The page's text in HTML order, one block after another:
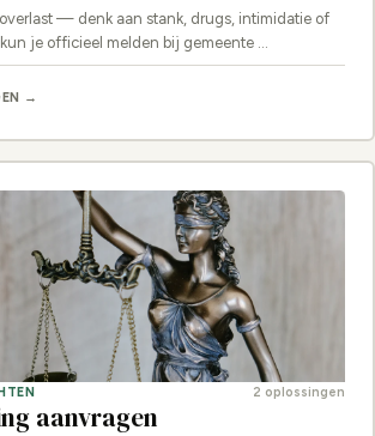
— denk aan stank, drugs, intimidatie of
je officieel melden bij gemeente …
→
2 oplossingen
aanvragen